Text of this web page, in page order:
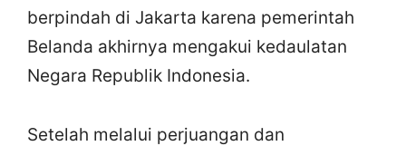
berpindah di Jakarta karena pemerintah
Belanda akhirnya mengakui kedaulatan
Negara Republik Indonesia.
Setelah melalui perjuangan dan